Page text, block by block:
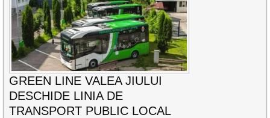
GREEN LINE VALEA JIULUI
DESCHIDE LINIA DE
TRANSPORT PUBLIC LOCAL